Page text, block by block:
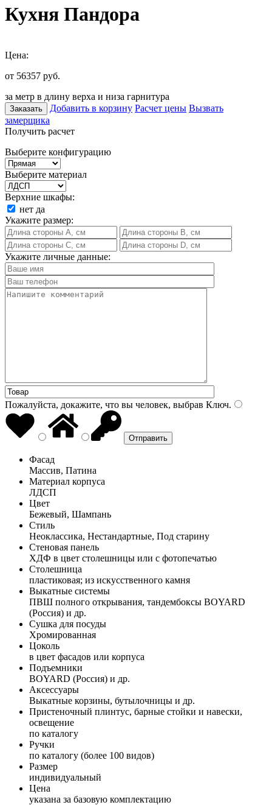
Кухня Пандора
Цена:
от 56357 руб.
за метр в длину верха и низа гарнитура
Заказать Добавить в корзину Расчет цены Вызвать
замерщика
Получить расчет
Выберите конфигурацию
Выберите материал
Верхние шкафы:
нет да
Укажите размер:
Укажите личные данные:
Пожалуйста, докажите, что вы человек, выбрав Ключ.
Фасад
Массив, Патина
Материал корпуса
ЛДСП
Цвет
Бежевый, Шампань
Стиль
Неоклассика, Нестандартные, Под старину
Стеновая панель
ХДФ в цвет столешницы или с фотопечатью
Столешница
пластиковая; из искусственного камня
Выкатные системы
ПВШ полного открывания, тандембоксы BOYARD
(Россия) и др.
Сушка для посуды
Хромированная
Цоколь
в цвет фасадов или корпуса
Подъемники
BOYARD (Россия) и др.
Аксессуары
Выкатные корзины, бутылочницы и др.
Пристеночный плинтус, барные стойки и навески,
освещение
по каталогу
Ручки
по каталогу (более 100 видов)
Размер
индивидуальный
Цена
указана за базовую комплектацию